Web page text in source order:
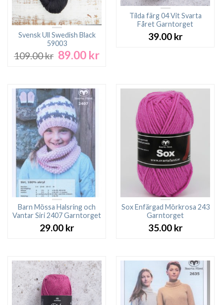
Svensk Ull Swedish Black
59003
109.00kr Det
109.00 kr.
89.00 krDet
89.00 kr.
Tilda färg 04 Vit Svarta
Fåret Garntorget
39.00 kr
Barn Mössa Halsring och
Vantar Siri 2407 Garntorget
29.00 kr
Sox Enfärgad Mörkrosa 243
Garntorget
35.00 kr